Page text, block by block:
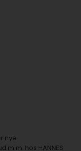
nye
hos HANNES